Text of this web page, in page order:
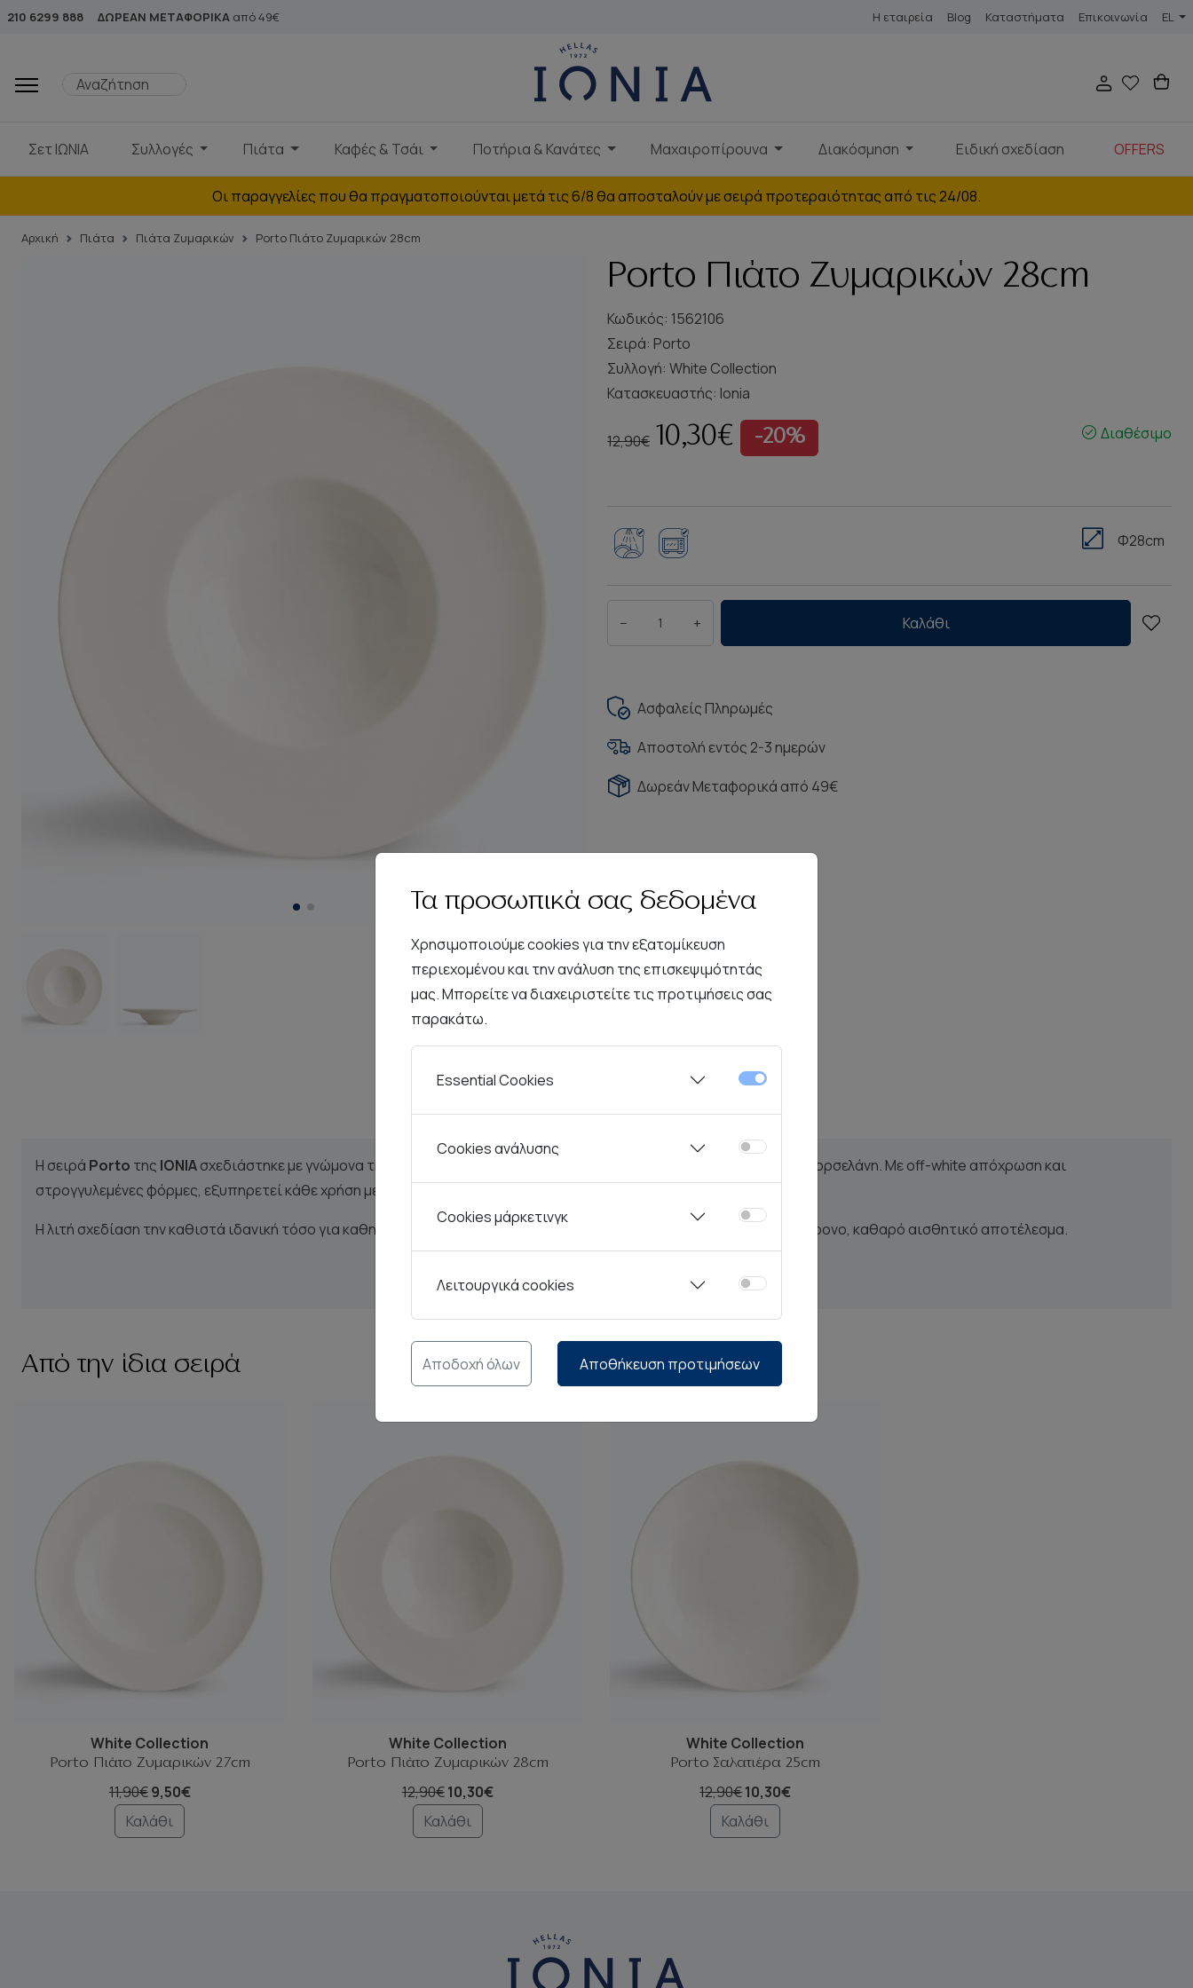
210 6299 888 ΔΩΡΕΑΝ ΜΕΤΑΦΟΡΙΚΑ από 49€ Η εταιρεία Blog Καταστήματα Επικοινωνία EL
Σετ ΙΩΝΙΑ Συλλογές Πιάτα Καφές & Τσάι Ποτήρια & Κανάτες Μαχαιροπίρουνα Διακόσμηση Ειδική σχεδίαση OFFERS
Οι παραγγελίες που θα πραγματοποιούνται μετά τις 6/8 θα αποσταλούν με σειρά προτεραιότητας από τις 24/08.
Αρχική Πιάτα Πιάτα Ζυμαρικών Porto Πιάτο Ζυμαρικών 28cm
Porto Πιάτο Ζυμαρικών 28cm
Κωδικός: 1562106
Σειρά: Porto
Συλλογή: White Collection
Κατασκευαστής: Ionia
12,90€ 10,30€ -20% Διαθέσιμο
Φ28cm
− + Καλάθι
Ασφαλείς Πληρωμές
Αποστολή εντός 2-3 ημερών
Δωρεάν Μεταφορικά από 49€
Περιγραφή Χαρακτηριστικά
Η σειρά Porto της IONIAσχεδιάστηκε με γνώμονα τη λειτουργικότητα και την απλότητα, βασισμένη στην ανθεκτική πορσελάνη. Με off-white απόχρωση και
στρογγυλεμένες φόρμες, εξυπηρετεί κάθε χρήση με συνέπεια και στυλ.
Η λιτή σχεδίαση την καθιστά ιδανική τόσο για καθημερινή όσο και για επαγγελματική χρήση, προσφέροντας ένα σύγχρονο, καθαρό αισθητικό αποτέλεσμα.
Από την ίδια σειρά
White Collection
Porto Πιάτο Ζυμαρικών 27cm
11,90€9,50€
Καλάθι
White Collection
Porto Πιάτο Ζυμαρικών 28cm
12,90€10,30€
Καλάθι
White Collection
Porto Σαλατιέρα 25cm
12,90€10,30€
Καλάθι
Τα προσωπικά σας δεδομένα
Χρησιμοποιούμε cookies για την εξατομίκευση
περιεχομένου και την ανάλυση της επισκεψιμότητάς
μας. Μπορείτε να διαχειριστείτε τις προτιμήσεις σας
παρακάτω.
Essential Cookies
Cookies ανάλυσης
Cookies μάρκετινγκ
Λειτουργικά cookies
Αποδοχή όλων Αποθήκευση προτιμήσεων